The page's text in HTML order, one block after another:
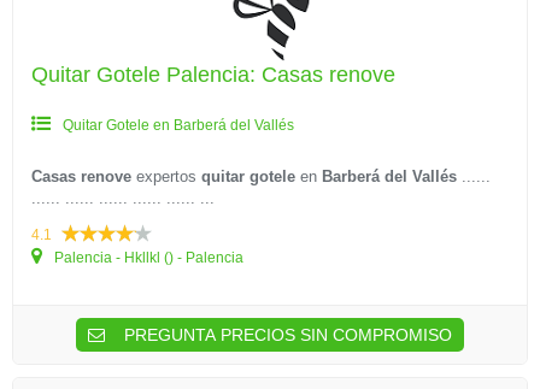
Quitar Gotele Palencia: Casas renove
Quitar Gotele en Barberá del Vallés
Casas renove expertos quitar gotele en Barberá del Vallés ......
...... ...... ...... ...... ...... ...
4.1
Palencia - Hkllkl () - Palencia
PREGUNTA PRECIOS SIN COMPROMISO